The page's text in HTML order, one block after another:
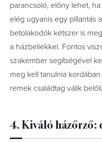
parancsoló, előny lehet,
elég ugyanis egy pillantás
betolakodók kétszer is
a házbeliekkel. Fontos
szakember segítségével
meg kell tanulnia
remek családtag válik
4. Kiváló házőrző: